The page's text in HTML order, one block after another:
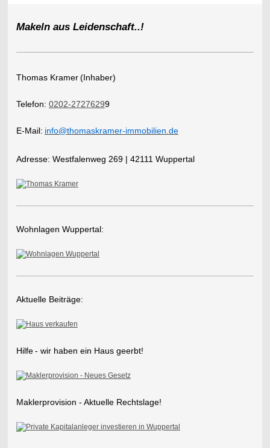
Makeln aus Leidenschaft..!
Thomas Kramer(Inhaber)
Telefon: 0202-27276299
E-Mail: info@thomaskramer-immobilien.de
​Adresse: Westfalenweg 269 | 42111 Wuppertal
Wohnlagen Wuppertal:
Aktuelle Beiträge:
Hilfe- wir haben ein Haus geerbt!
Maklerprovision - Aktuelle Rechtslage!